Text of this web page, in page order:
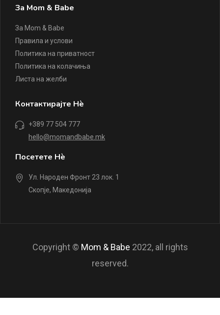
За Mom & Babe
За Mom & Babe
Правила и услови
Политика на приватност
Политика на колачиња
Листа на желби
Контактирајте Нè
+389 77 504 777
hello@momandbabe.mk
Посетете Нè
Ул. Народен Фронт 23 лок. 1
Скопје, Македонија
Copyright © Mom & Babe 2022, all rights
reserved.